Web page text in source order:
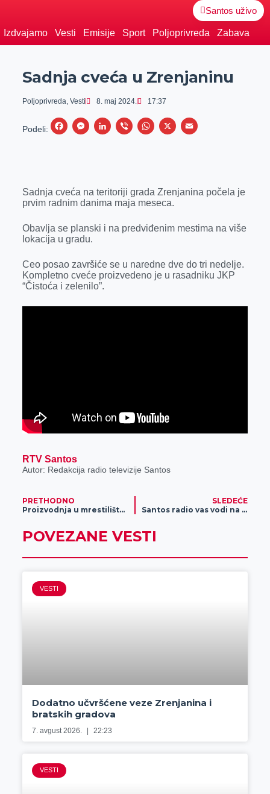
Santos uživo
Izdvajamo Vesti Emisije Sport Poljoprivreda Zabava
Sadnja cveća u Zrenjaninu
Poljoprivreda, Vesti 8. maj 2024. 17:37
Podeli:
F
b
o
k
M
e
g
e
r
L
e
I
V
r
W
s
p
X
E
l
Sadnja cveća na teritoriji grada Zrenjanina počela je
prvim radnim danima maja meseca.
Obavlja se planski i na predviđenim mestima na više
lokacija u gradu.
Ceo posao završiće se u naredne dve do tri nedelje.
Kompletno cveće proizvedeno je u rasadniku JKP
“Čistoća i zelenilo”.
RTV Santos
Autor: Redakcija radio televizije Santos
PRETHODNO
Proizvodnja u mrestilištu ribnjaka „Sutjeska“
SLEDEĆE
Santos radio vas vodi na more – Osvojite 7 dana pun pansion za dve osobe
POVEZANE VESTI
VESTI
Dodatno učvršćene veze Zrenjanina i
bratskih gradova
7. avgust 2026. 22:23
VESTI